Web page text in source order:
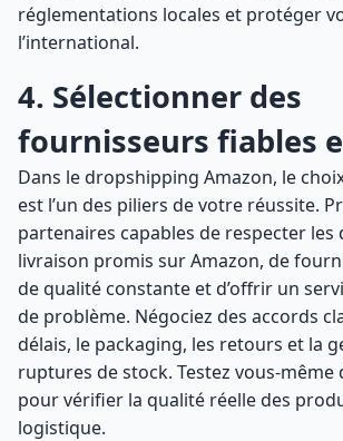
réglementations locales et protéger
l’international.
4. Sélectionner des
fournisseurs fiables
Dans le dropshipping Amazon, le
est l’un des piliers de votre réussite.
partenaires capables de respecter les
livraison promis sur Amazon, de
de qualité constante et d’offrir un
de problème. Négociez des accords
délais, le packaging, les retours et la
ruptures de stock. Testez vous-même
pour vérifier la qualité réelle des
logistique.